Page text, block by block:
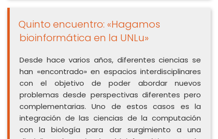
Quinto encuentro: «Hagamos
bioinformática en la UNLu»
Desde hace varios años, diferentes ciencias se
han «encontrado» en espacios interdisciplinares
con el objetivo de poder abordar nuevos
problemas desde perspectivas diferentes pero
complementarias. Uno de estos casos es la
integración de las ciencias de la computación
con la biología para dar surgimiento a una